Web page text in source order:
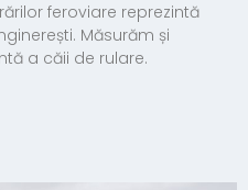
feroviare reprezintă
Măsurăm și
a căii de rulare.